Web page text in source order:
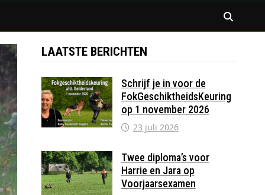
LAATSTE BERICHTEN
Schrijf je in voor de
FokGeschiktheidsKeuring
op 1 november 2026
23 juli 2026
Twee diploma’s voor
Harrie en Jara op
Voorjaarsexamen